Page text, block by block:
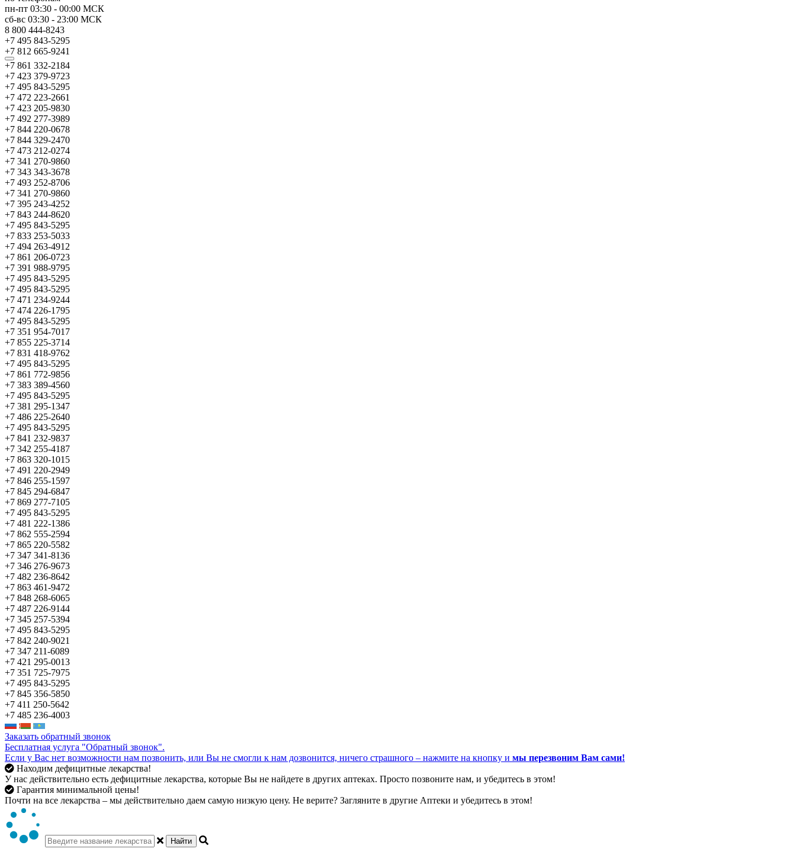
пн-пт 03:30 - 00:00 МСК
сб-вс 03:30 - 23:00 МСК
8 800 444-8243
+7 495 843-5295
+7 812 665-9241
+7 861 332-2184
+7 423 379-9723
+7 495 843-5295
+7 472 223-2661
+7 423 205-9830
+7 492 277-3989
+7 844 220-0678
+7 844 329-2470
+7 473 212-0274
+7 341 270-9860
+7 343 343-3678
+7 493 252-8706
+7 341 270-9860
+7 395 243-4252
+7 843 244-8620
+7 495 843-5295
+7 833 253-5033
+7 494 263-4912
+7 861 206-0723
+7 391 988-9795
+7 495 843-5295
+7 495 843-5295
+7 471 234-9244
+7 474 226-1795
+7 495 843-5295
+7 351 954-7017
+7 855 225-3714
+7 831 418-9762
+7 495 843-5295
+7 861 772-9856
+7 383 389-4560
+7 495 843-5295
+7 381 295-1347
+7 486 225-2640
+7 495 843-5295
+7 841 232-9837
+7 342 255-4187
+7 863 320-1015
+7 491 220-2949
+7 846 255-1597
+7 845 294-6847
+7 869 277-7105
+7 495 843-5295
+7 481 222-1386
+7 862 555-2594
+7 865 220-5582
+7 347 341-8136
+7 346 276-9673
+7 482 236-8642
+7 863 461-9472
+7 848 268-6065
+7 487 226-9144
+7 345 257-5394
+7 495 843-5295
+7 842 240-9021
+7 347 211-6089
+7 421 295-0013
+7 351 725-7975
+7 495 843-5295
+7 845 356-5850
+7 411 250-5642
+7 485 236-4003
Заказать обратный звонок
Бесплатная услуга "Обратный звонок".
Если у Вас нет возможности нам позвонить, или Вы не смогли к нам дозвонится, ничего страшного – нажмите на кнопку и мы перезвоним Вам сами!
Находим дефицитные лекарства!
У нас действительно есть дефицитные лекарства, которые Вы не найдете в других аптеках. Просто позвоните нам, и убедитесь в этом!
Гарантия минимальной цены!
Почти на все лекарства – мы действительно даем самую низкую цену. Не верите? Загляните в другие Аптеки и убедитесь в этом!
Найти